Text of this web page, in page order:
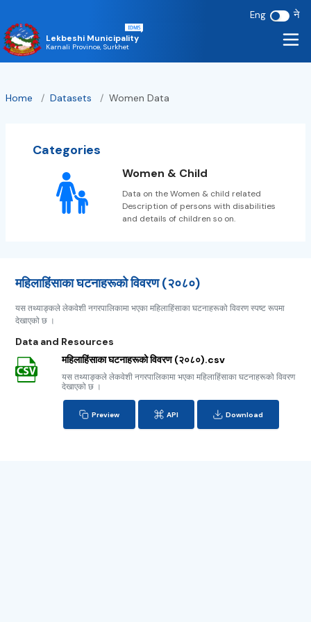
Eng ने
Lekbeshi Municipality
Karnali Province, Surkhet
Home / Datasets / Women Data
Categories
Women & Child
Data on the Women & child related
Description of persons with disabilities
and details of children so on.
महिलाहिंसाका घटनाहरूको विवरण (२०८०)
यस तथ्याङ्कले लेकवेशी नगरपालिकामा भएका महिलाहिंसाका घटनाहरूको विवरण स्पष्ट रूपमा
देखाएको छ ।
Data and Resources
महिलाहिंसाका घटनाहरूको विवरण (२०८०).csv
यस तथ्याङ्कले लेकवेशी नगरपालिकामा भएका महिलाहिंसाका घटनाहरूको विवरण
देखाएको छ ।
Preview API Download